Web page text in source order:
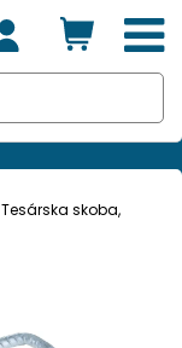
Tesárska skoba,